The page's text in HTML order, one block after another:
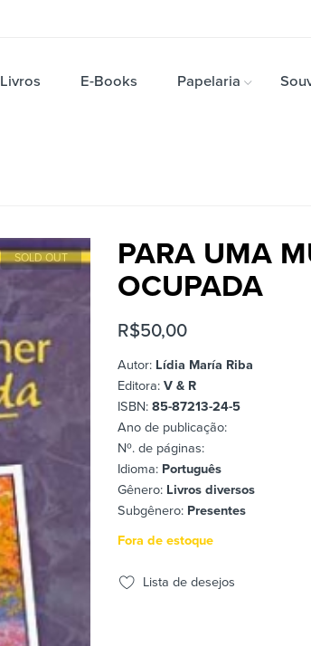
Livros E-Books Papelaria
SOLD OUT
PARA UMA
OCUPADA
R$50,00
Autor: Lídia María Riba
Editora: V & R
ISBN: 85-87213-24-5
Ano de publicação:
Nº. de páginas:
Idioma: Português
Gênero: Livros diversos
Subgênero: Presentes
Fora de estoque
Lista de desejos